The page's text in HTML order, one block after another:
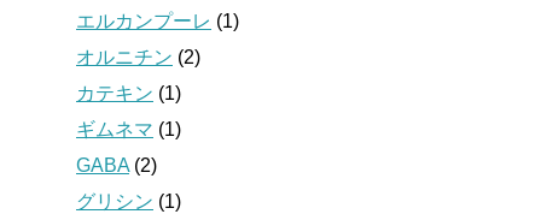
エルカンプーレ (1)
オルニチン (2)
カテキン (1)
ギムネマ (1)
GABA (2)
グリシン (1)